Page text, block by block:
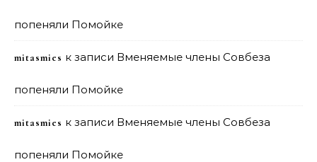
попеняли Помойке
mitasmies к записи Вменяемые члены Совбеза
попеняли Помойке
mitasmies к записи Вменяемые члены Совбеза
попеняли Помойке